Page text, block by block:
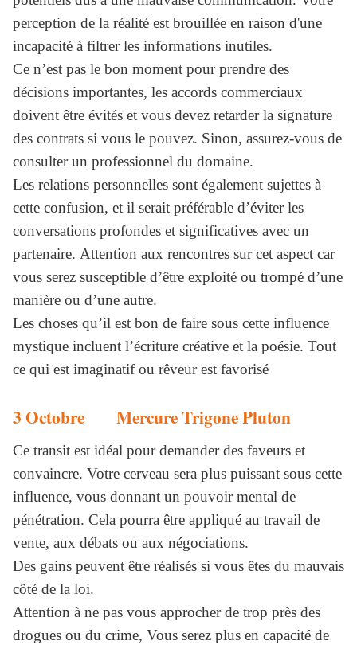
perception de la réalité est brouillée en raison d'une
incapacité à filtrer les informations inutiles.
Ce n’est pas le bon moment pour prendre des
décisions importantes, les accords commerciaux
doivent être évités et vous devez retarder la signature
des contrats si vous le pouvez. Sinon, assurez-vous de
consulter un professionnel du domaine.
Les relations personnelles sont également sujettes à
cette confusion, et il serait préférable d’éviter les
conversations profondes et significatives avec un
partenaire. Attention aux rencontres sur cet aspect car
vous serez susceptible d’être exploité ou trompé d’une
manière ou d’une autre.
Les choses qu’il est bon de faire sous cette influence
mystique incluent l’écriture créative et la poésie. Tout
ce qui est imaginatif ou rêveur est favorisé
3 Octobre Mercure Trigone Pluton
Ce transit est idéal pour demander des faveurs et
convaincre. Votre cerveau sera plus puissant sous cette
influence, vous donnant un pouvoir mental de
pénétration. Cela pourra être appliqué au travail de
vente, aux débats ou aux négociations.
Des gains peuvent être réalisés si vous êtes du mauvais
côté de la loi.
Attention à ne pas vous approcher de trop près des
drogues ou du crime, Vous serez plus en capacité de